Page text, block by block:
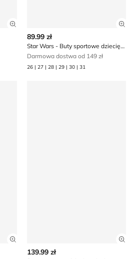
Zobacz szczegóły produktu
89.99 zł
Star Wars - Buty sportowe dziecięce na wiosnę
Darmowa dostwa od 149 zł
26 | 27 | 28 | 29 | 30 | 31
Zobacz szczegóły produktu
139.99 zł